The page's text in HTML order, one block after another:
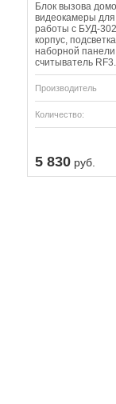
Блок вызова
видеокамеры
работы с БУД-
корпус,
наборной
считыватель RF3.
Производитель
Количество:
5 830 руб.